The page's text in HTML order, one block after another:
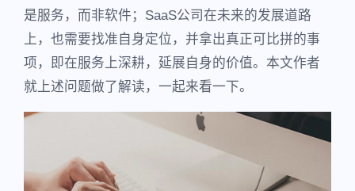
是服务，而非软件；SaaS公司在未来的发展道路
上，也需要找准自身定位，并拿出真正可比拼的事
项，即在服务上深耕，延展自身的价值。本文作者
就上述问题做了解读，一起来看一下。